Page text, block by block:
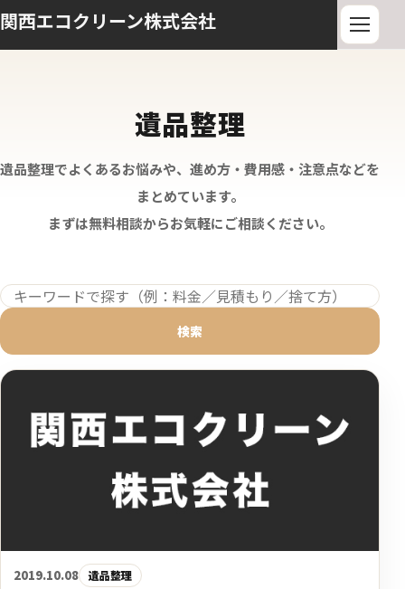
関西エコクリーン株式会社
遺品整理
遺品整理でよくあるお悩みや、進め方・費用感・注意点などを
まとめています。
まずは無料相談からお気軽にご相談ください。
検索
2019.10.08 遺品整理